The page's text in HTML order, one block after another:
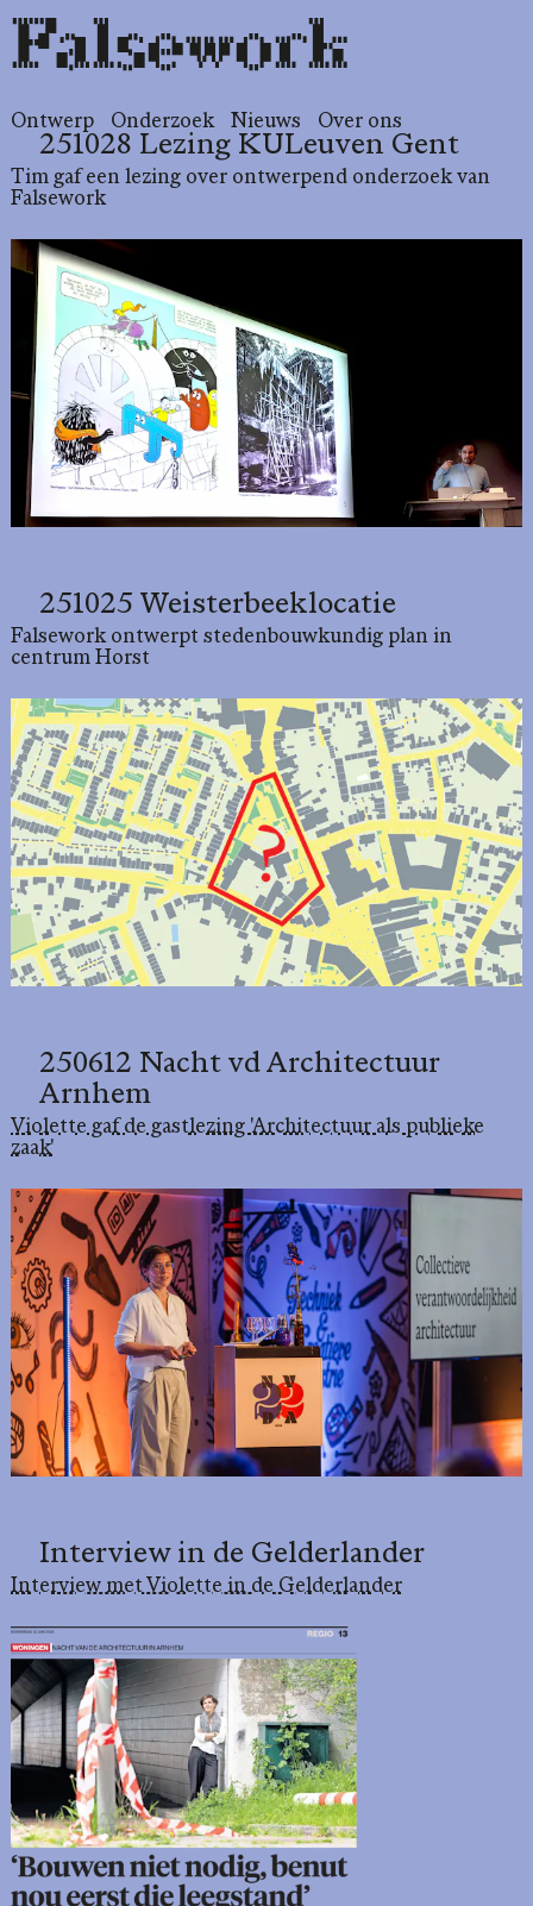
Falsework
Ontwerp Onderzoek Nieuws Over ons
251028 Lezing KULeuven Gent
Tim gaf een lezing over ontwerpend onderzoek van
Falsework
251025 Weisterbeeklocatie
Falsework ontwerpt stedenbouwkundig plan in
centrum Horst
250612 Nacht vd Architectuur
Arnhem
Violette gaf de gastlezing 'Architectuur als publieke
zaak'
Interview in de Gelderlander
Interview met Violette in de Gelderlander